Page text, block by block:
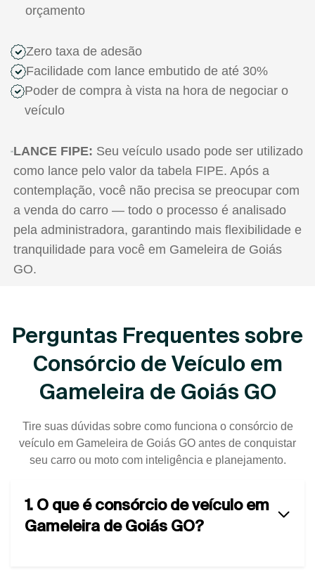
orçamento
Zero taxa de adesão
Facilidade com lance embutido de até 30%
Poder de compra à vista na hora de negociar o
veículo
LANCE FIPE: Seu veículo usado pode ser utilizado
como lance pelo valor da tabela FIPE. Após a
contemplação, você não precisa se preocupar com
a venda do carro — todo o processo é analisado
pela administradora, garantindo mais flexibilidade e
tranquilidade para você em Gameleira de Goiás
GO.
Perguntas Frequentes sobre
Consórcio de Veículo em
Gameleira de Goiás GO
Tire suas dúvidas sobre como funciona o consórcio de
veículo em Gameleira de Goiás GO antes de conquistar
seu carro ou moto com inteligência e planejamento.
1. O que é consórcio de veículo em
Gameleira de Goiás GO?